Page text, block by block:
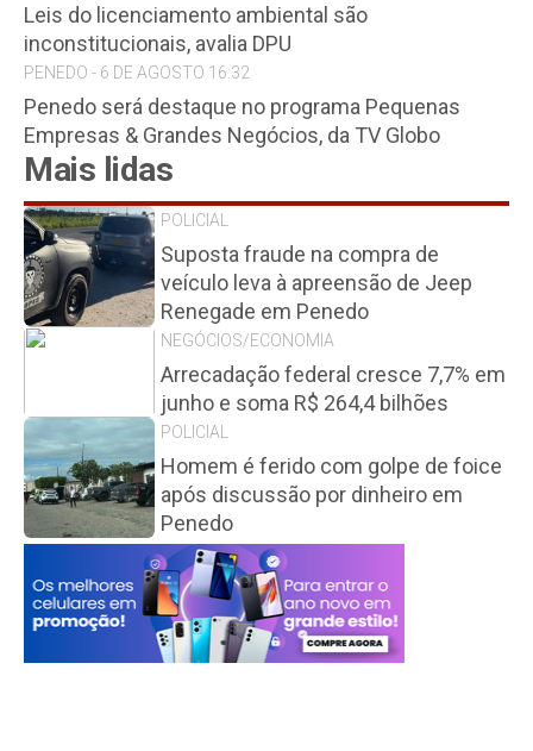
Leis do licenciamento ambiental são
inconstitucionais, avalia DPU
PENEDO - 6 DE AGOSTO 16:32
Penedo será destaque no programa Pequenas
Empresas & Grandes Negócios, da TV Globo
Mais lidas
POLICIAL
Suposta fraude na compra de
veículo leva à apreensão de Jeep
Renegade em Penedo
NEGÓCIOS/ECONOMIA
Arrecadação federal cresce 7,7% em
junho e soma R$ 264,4 bilhões
POLICIAL
Homem é ferido com golpe de foice
após discussão por dinheiro em
Penedo